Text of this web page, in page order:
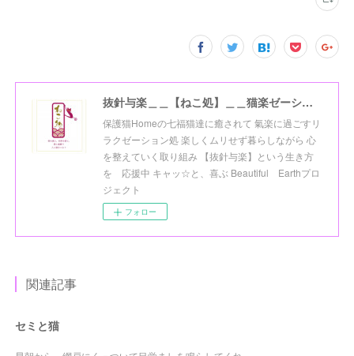
抜針与楽＿＿【ねこ処】＿＿猫楽ゼーションHome☆
保護猫Homeの七福猫達に癒されて 氣楽に過ごすリ
ラクゼーション処 楽しくムリせず暮らしながら 心
を整えていく取り組み 【抜針与楽】という生き方
を 応援中 キャッ☆と、喜ぶ Beautiful Earthプロ
ジェクト
フォロー
関連記事
セミと猫